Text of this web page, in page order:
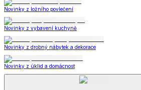
Novinky z ložního povlečení
Novinky z vybavení kuchyně
Novinky z drobný nábytek a dekorace
Novinky z úklid a domácnost